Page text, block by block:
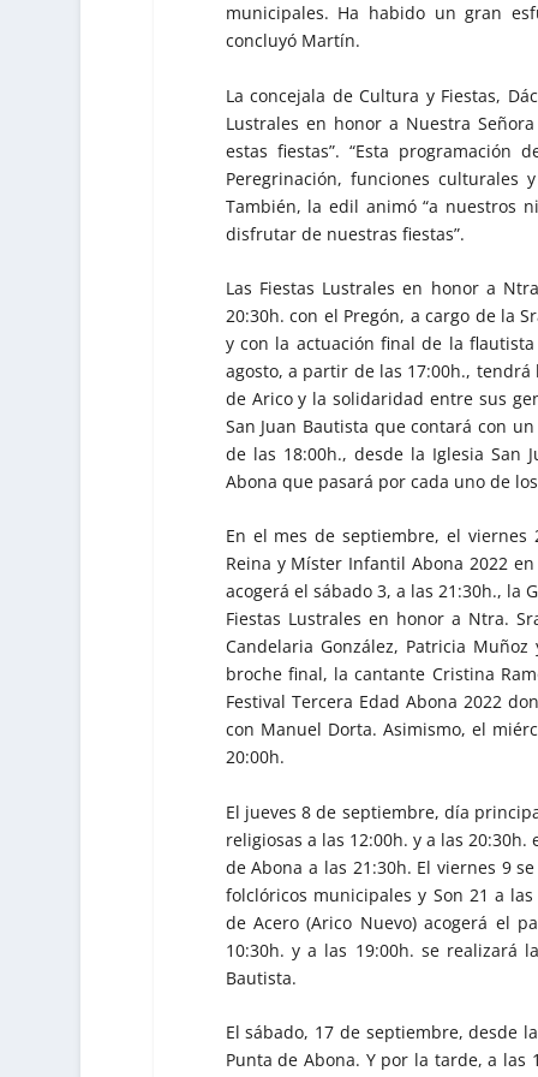
municipales. Ha habido un gran
concluyó Martín.
La concejala de Cultura y Fiestas,
Lustrales en honor a Nuestra
estas fiestas”. “Esta programación
Peregrinación, funciones culturales
También, la edil animó “a nuestros
disfrutar de nuestras fiestas”.
Las Fiestas Lustrales en honor a
20:30h. con el Pregón, a cargo de la
y con la actuación final de la flautista
agosto, a partir de las 17:00h., tendrá
de Arico y la solidaridad entre sus
San Juan Bautista que contará con
de las 18:00h., desde la Iglesia San
Abona que pasará por cada uno de
En el mes de septiembre, el
Reina y Míster Infantil Abona 2022
acogerá el sábado 3, a las 21:30h., la
Fiestas Lustrales en honor a Ntra.
Candelaria González, Patricia
broche final, la cantante Cristina
Festival Tercera Edad Abona 2022
con Manuel Dorta. Asimismo, el
20:00h.
El jueves 8 de septiembre, día
religiosas a las 12:00h. y a las
de Abona a las 21:30h. El viernes 9
folclóricos municipales y Son 21 a
de Acero (Arico Nuevo) acogerá el
10:30h. y a las 19:00h. se realizará
Bautista.
El sábado, 17 de septiembre, desde
Punta de Abona. Y por la tarde, a las